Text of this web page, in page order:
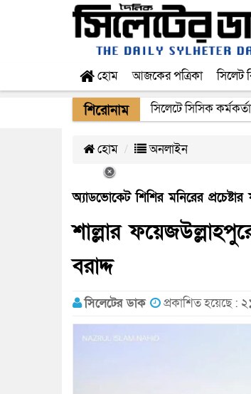
হোম আজকের পত্রিকা সিলেট
শিরোনাম ২২ ঘণ্টা পর ত্রুটি
হোম অনলাইন
অ্যাডভোকেট শিশির মনিরের
শাল্লার
বরাদ্দ
সিলেটের ডাক প্রকাশিত হয়েছে :